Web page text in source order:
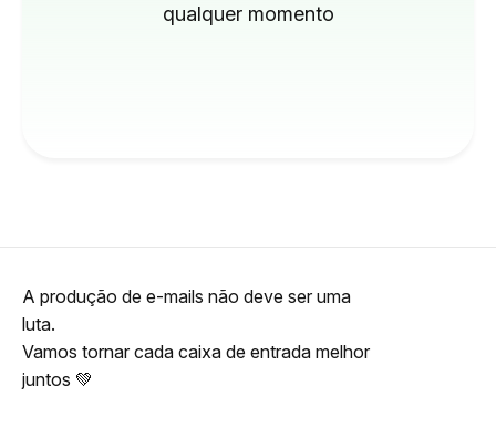
qualquer momento
A produção de e-mails não deve ser uma
luta.
Vamos tornar cada caixa de entrada melhor
juntos 💚